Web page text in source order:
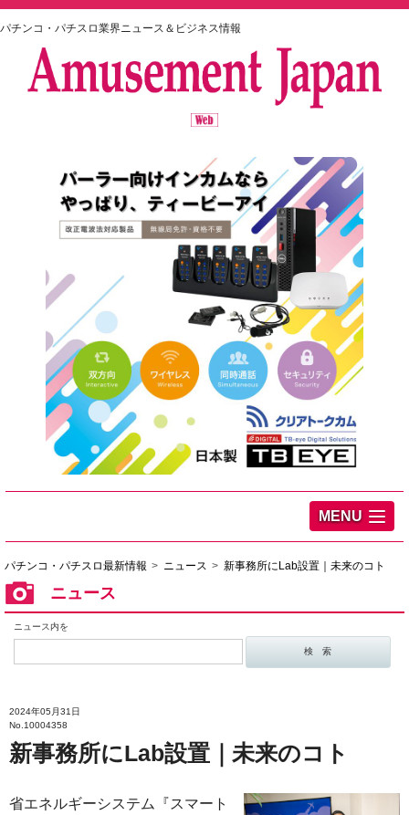
パチンコ・パチスロ業界ニュース＆ビジネス情報
MENU
パチンコ・パチスロ最新情報 ニュース 新事務所にLab設置｜未来のコト
ニュース
ニュース内を
2024年05月31日
No.10004358
新事務所にLab設置｜未来のコト
省エネルギーシステム『スマート